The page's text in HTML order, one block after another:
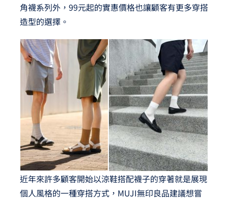
角襪系列外，99元起的實惠價格也讓顧客有更多穿搭
造型的選擇。
近年來許多顧客開始以涼鞋搭配襪子的穿著就是展現
個人風格的一種穿搭方式，MUJI無印良品建議想嘗